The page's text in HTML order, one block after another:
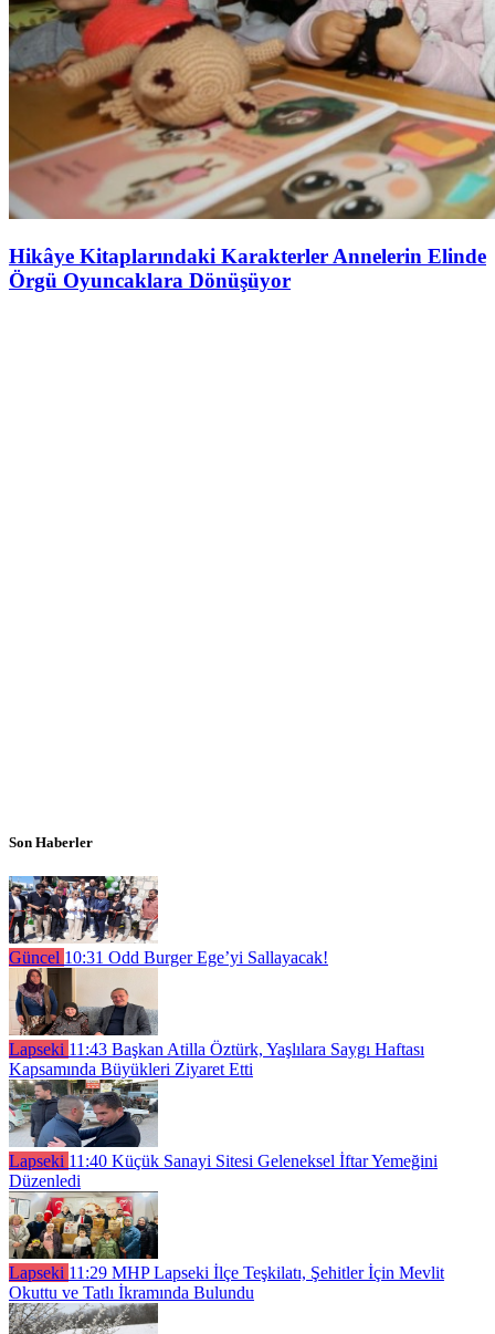
Hikâye Kitaplarındaki Karakterler Annelerin Elinde
Örgü Oyuncaklara Dönüşüyor
Son Haberler
Güncel 10:31 Odd Burger Ege’yi Sallayacak!
Lapseki 11:43 Başkan Atilla Öztürk, Yaşlılara Saygı Haftası
Kapsamında Büyükleri Ziyaret Etti
Lapseki 11:40 Küçük Sanayi Sitesi Geleneksel İftar Yemeğini
Düzenledi
Lapseki 11:29 MHP Lapseki İlçe Teşkilatı, Şehitler İçin Mevlit
Okuttu ve Tatlı İkramında Bulundu